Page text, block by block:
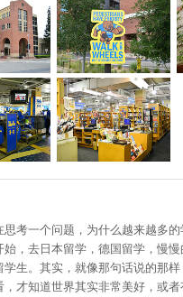
家自行发掘~ 校车看起来都好像
思考一个问题，为什么越来越多
始，去日本留学，德国留学，慢
学生。其实，就像那句话说的那
，才知道世界其实非常美好，或